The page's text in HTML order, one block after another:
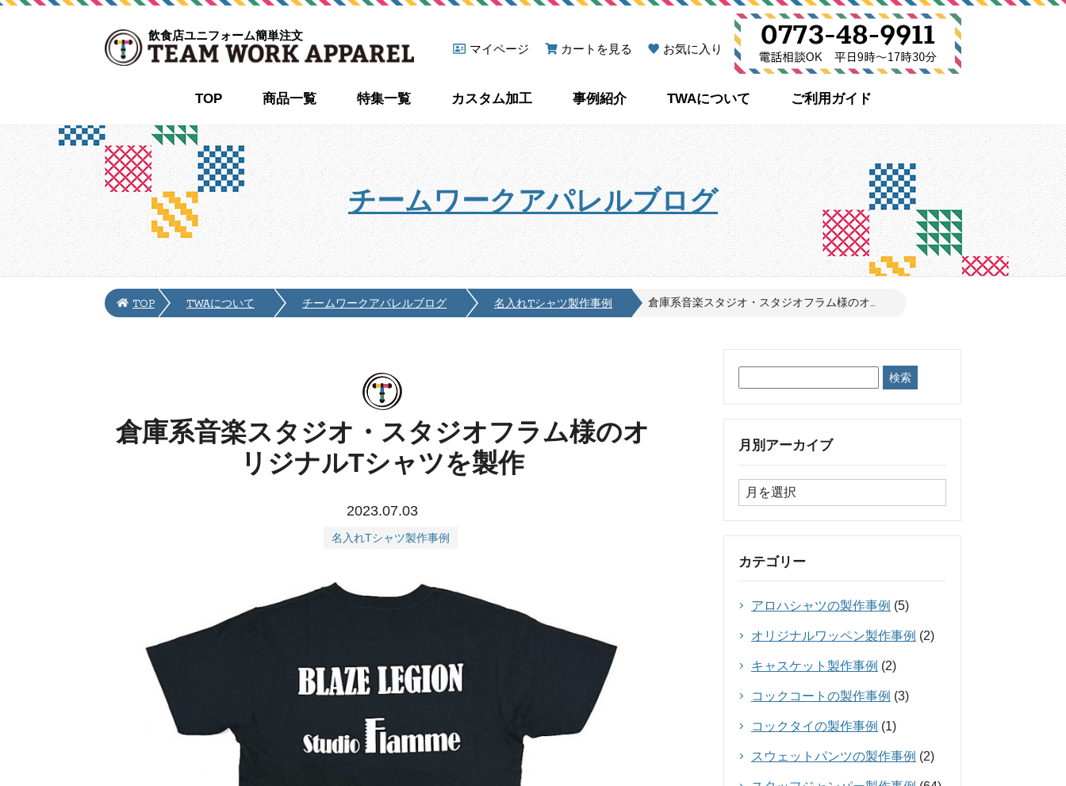
飲食店ユニフォーム簡単注文
マイページ
カートを見る お気に入り
TOP 商品一覧 特集一覧 カスタム加工 事例紹介 TWAについて ご利用ガイド
チームワークアパレルブログ
TOP TWAについて チームワークアパレルブログ 名入れTシャツ製作事例 倉庫系音楽スタジオ・スタジオフラム様のオ...
倉庫系音楽スタジオ・スタジオフラム様のオ
リジナルTシャツを製作
2023.07.03
名入れTシャツ製作事例
月別アーカイブ
カテゴリー
アロハシャツの製作事例 (5)
オリジナルワッペン製作事例 (2)
キャスケット製作事例 (2)
コックコートの製作事例 (3)
コックタイの製作事例 (1)
スウェットパンツの製作事例 (2)